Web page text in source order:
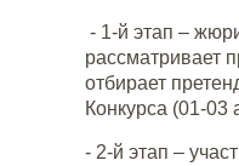
- 1-й этап –
рассматривает
отбирает
Конкурса (01-03
- 2-й этап –